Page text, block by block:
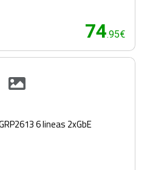
74.95€
6 lineas 2xGbE